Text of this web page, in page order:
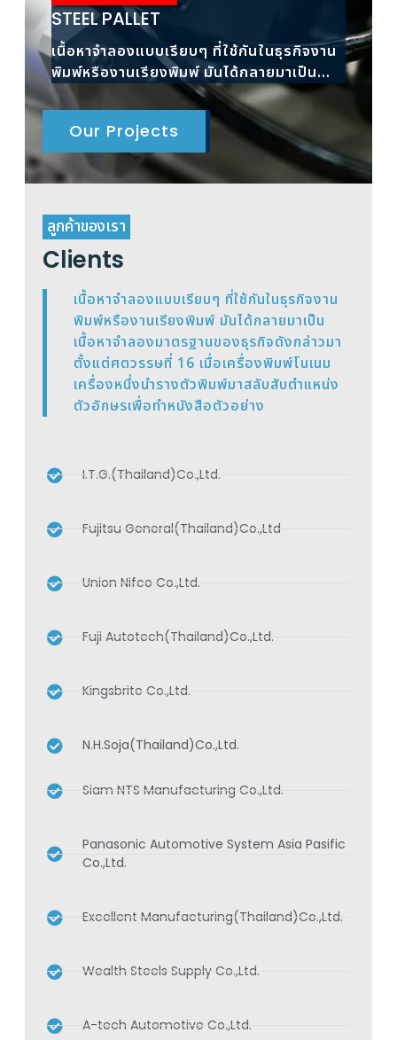
STEEL PALLET
เนื้อหาจำลองแบบเรียบๆ ที่ใช้กันในธุรกิจงาน
พิมพ์หรืองานเรียงพิมพ์ มันได้กลายมาเป็น
เนื้อหาจำลองมาตรฐาน
เนื้อ
Our Projects
ลูกค้าของเรา
Clients
เนื้อหาจำลองแบบเรียบๆ ที่ใช้กันในธุรกิจงาน
พิมพ์หรืองานเรียงพิมพ์ มันได้กลายมาเป็น
เนื้อหาจำลองมาตรฐานของธุรกิจดังกล่าวมา
ตั้งแต่ศตวรรษที่ 16 เมื่อเครื่องพิมพ์โนเนม
เครื่องหนึ่งนำรางตัวพิมพ์มาสลับสับตำแหน่ง
ตัวอักษรเพื่อทำหนังสือตัวอย่าง
I.T.G.(Thailand)Co.,Ltd.
Fujitsu General(Thailand)Co.,Ltd
Union Nifco Co.,Ltd.
Fuji Autotech(Thailand)Co.,Ltd.
Kingsbrite Co.,Ltd.
N.H.Soja(Thailand)Co.,Ltd.
Siam NTS Manufacturing Co.,Ltd.
Panasonic Automotive System Asia Pasific
Co.,Ltd.
Excellent Manufacturing(Thailand)Co.,Ltd.
Wealth Steels Supply Co.,Ltd.
A-tech Automotive Co.,Ltd.